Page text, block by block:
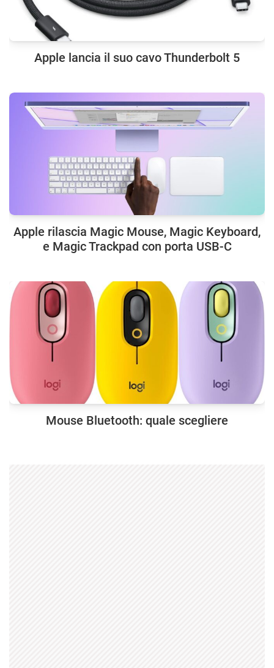
Apple lancia il suo cavo Thunderbolt 5
Apple rilascia Magic Mouse, Magic Keyboard,
e Magic Trackpad con porta USB-C
Mouse Bluetooth: quale scegliere